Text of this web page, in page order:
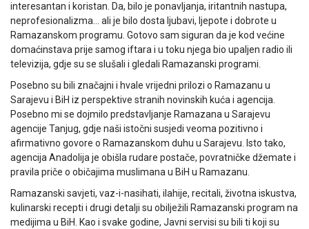
interesantan i koristan. Da, bilo je ponavljanja, iritantnih nastupa,
neprofesionalizma… ali je bilo dosta ljubavi, ljepote i dobrote u
Ramazanskom programu. Gotovo sam siguran da je kod većine
domaćinstava prije samog iftara i u toku njega bio upaljen radio ili
televizija, gdje su se slušali i gledali Ramazanski programi.
Posebno su bili značajni i hvale vrijedni prilozi o Ramazanu u
Sarajevu i BiH iz perspektive stranih novinskih kuća i agencija.
Posebno mi se dojmilo predstavljanje Ramazana u Sarajevu
agencije Tanjug, gdje naši istočni susjedi veoma pozitivno i
afirmativno govore o Ramazanskom duhu u Sarajevu. Isto tako,
agencija Anadolija je obišla rudare postače, povratničke džemate i
pravila priče o običajima muslimana u BiH u Ramazanu.
Ramazanski savjeti, vaz-i-nasihati, ilahije, recitali, životna iskustva,
kulinarski recepti i drugi detalji su obilježili Ramazanski program na
medijima u BiH. Kao i svake godine, Javni servisi su bili ti koji su